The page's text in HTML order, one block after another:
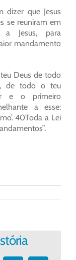
dizer que Jesus
se reuniram em
Jesus, para
mandamento
teu Deus de todo
de todo o teu
e o primeiro
a esse:
40Toda a Lei